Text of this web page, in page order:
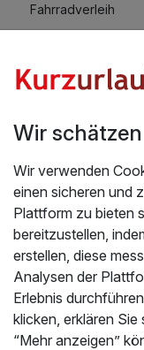
Fahrradverleih
inkl. Dinner
Wir
Wir verwenden
einen sicheren und
Plattform zu bieten
bereitzustellen,
erstellen, diese
Analysen der
Erlebnis
klicken, erklären
“Mehr anzeigen”